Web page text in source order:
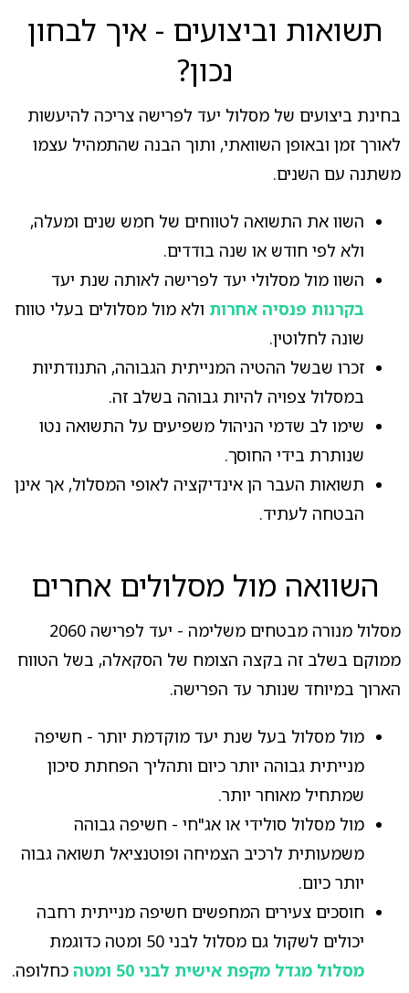
תשואות וביצועים - איך לבחון
נכון?
בחינת ביצועים של מסלול יעד לפרישה צריכה להיעשות
לאורך זמן ובאופן השוואתי, ותוך הבנה שהתמהיל עצמו
משתנה עם השנים.
השוו את התשואה לטווחים של חמש שנים ומעלה,
ולא לפי חודש או שנה בודדים.
השוו מול מסלולי יעד לפרישה לאותה שנת יעד
בקרנות פנסיה אחרות ולא מול מסלולים בעלי טווח
שונה לחלוטין.
זכרו שבשל ההטיה המנייתית הגבוהה, התנודתיות
במסלול צפויה להיות גבוהה בשלב זה.
שימו לב שדמי הניהול משפיעים על התשואה נטו
שנותרת בידי החוסך.
תשואות העבר הן אינדיקציה לאופי המסלול, אך אינן
הבטחה לעתיד.
השוואה מול מסלולים אחרים
מסלול מנורה מבטחים משלימה - יעד לפרישה 2060
ממוקם בשלב זה בקצה הצומח של הסקאלה, בשל הטווח
הארוך במיוחד שנותר עד הפרישה.
מול מסלול בעל שנת יעד מוקדמת יותר - חשיפה
מנייתית גבוהה יותר כיום ותהליך הפחתת סיכון
שמתחיל מאוחר יותר.
מול מסלול סולידי או אג"חי - חשיפה גבוהה
משמעותית לרכיב הצמיחה ופוטנציאל תשואה גבוה
יותר כיום.
חוסכים צעירים המחפשים חשיפה מנייתית רחבה
יכולים לשקול גם מסלול לבני 50 ומטה כדוגמת
מסלול מגדל מקפת אישית לבני 50 ומטה
כחלופה.